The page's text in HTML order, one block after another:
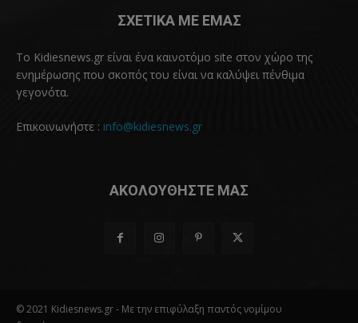
ΣΧΕΤΙΚΑ ΜΕ ΕΜΑΣ
Το Kidiesnews.gr είναι ένα καινοτόμο site στον χώρο της
ενημέρωσης που σκοπός του είναι να καλύψει πένθιμα
γεγονότα.
Επικοινωνήστε : info@kidiesnews.gr
ΑΚΟΛΟΥΘΗΣΤΕ ΜΑΣ
© 2021 Kidiesnews.gr - Με την επιφύλαξη παντός νομίμου